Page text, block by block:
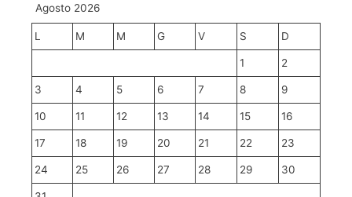
Agosto 2026
L M M G V S D
1 2
3 4 5 6 7 8 9
10 11 12 13 14 15 16
17 18 19 20 21 22 23
24 25 26 27 28 29 30